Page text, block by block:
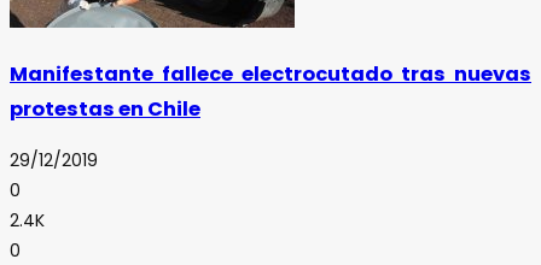
Manifestante fallece electrocutado tras nuevas
protestas en Chile
29/12/2019
0
2.4K
0